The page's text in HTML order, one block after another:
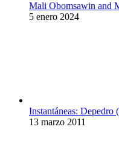
Mali Obomsawin and
5 enero 2024
Instantáneas: Depedro
13 marzo 2011